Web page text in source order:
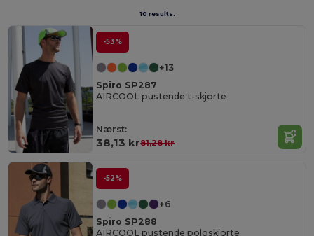
10 results.
-53%
+13
Spiro SP287
AIRCOOL pustende t-skjorte
Nærst:
38,13 kr81,28 kr
-52%
+6
Spiro SP288
AIRCOOL pustende poloskjorte